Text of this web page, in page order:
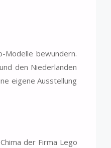
Modelle bewundern.
den Niederlanden
eigene Ausstellung
der Firma Lego